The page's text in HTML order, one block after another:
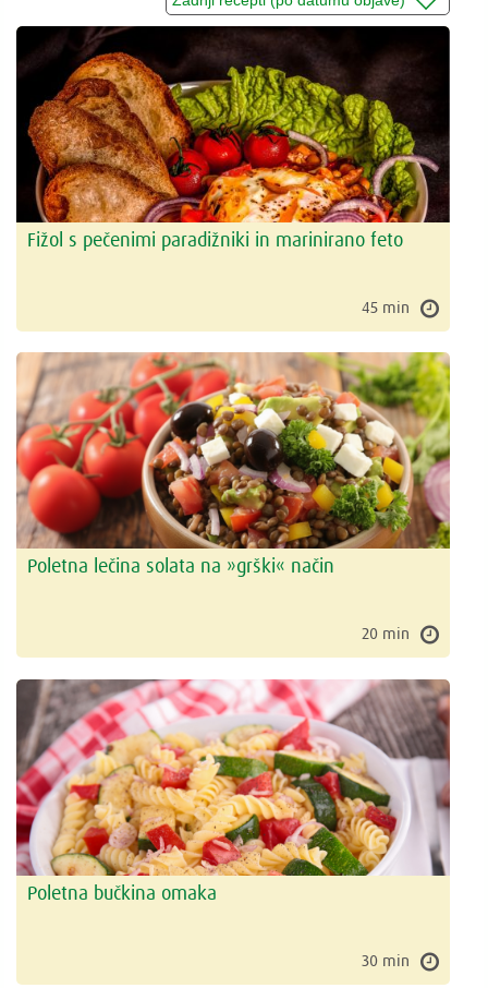
Fižol s pečenimi paradižniki in marinirano feto
45 min
Poletna lečina solata na »grški« način
20 min
Poletna bučkina omaka
30 min